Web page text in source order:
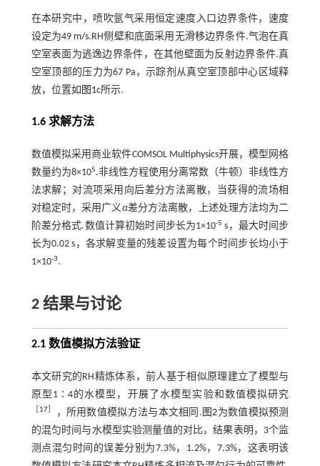
在本研究中，喷吹氩气采用恒定速度入口边界条件，速度
设定为49 m/s.RH侧壁和底面采用无滑移边界条件.气泡在真
空室表面为逃逸边界条件，在其他壁面为反射边界条件.真
空室顶部的压力为67 Pa，示踪剂从真空室顶部中心区域释
放，位置如 图1c所示.
1.6 求解方法
数值模拟采用商业软件COMSOL Multiphysics开展，模型网格
数量约为8×105.非线性方程使用分离常数（牛顿）非线性方
法求解；对流项采用向后差分方法离散，当获得的流场相
对稳定时，采用广义α差分方法离散，上述处理方法均为二
阶差分格式.数值计算初始时间步长为1×10-5 s，最大时间步
长为0.02 s，各求解变量的残差设置为每个时间步长均小于
1×10-3.
2 结果与讨论
2.1 数值模拟方法验证
本文研究的RH精炼体系，前人基于相似原理建立了模型与
原型1∶4的水模型，开展了水模型实验和数值模拟研究
17］ ，所用数值模拟方法与本文相同. 图2为数值模拟预测
的混匀时间与水模型实验测量值的对比，结果表明，3个监
测点混匀时间的误差分别为7.3%，1.2%，7.3%，这表明该